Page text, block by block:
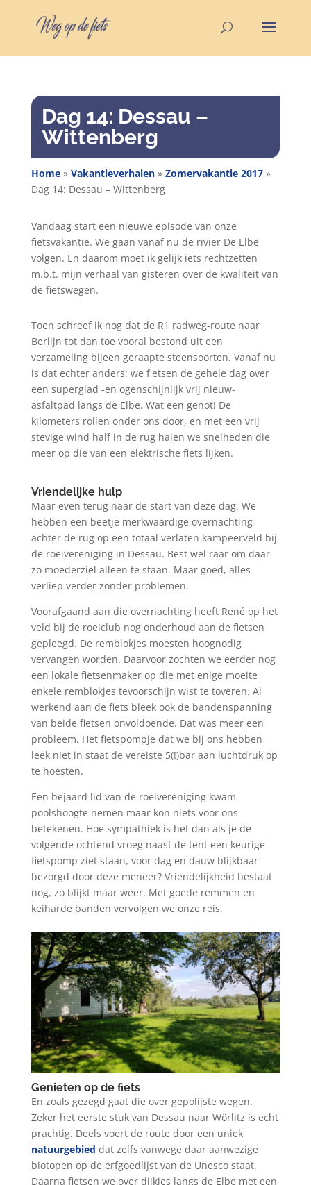
Dag 14: Dessau –
Wittenberg
Home» Vakantieverhalen» Zomervakantie 2017»
Dag 14: Dessau – Wittenberg
Vandaag start een nieuwe episode van onze
fietsvakantie. We gaan vanaf nu de rivier De Elbe
volgen. En daarom moet ik gelijk iets rechtzetten
m.b.t. mijn verhaal van gisteren over de kwaliteit van
de fietswegen.
Toen schreef ik nog dat de R1 radweg-route naar
Berlijn tot dan toe vooral bestond uit een
verzameling bijeen geraapte steensoorten. Vanaf nu
is dat echter anders: we fietsen de gehele dag over
een superglad -en ogenschijnlijk vrij nieuw-
asfaltpad langs de Elbe. Wat een genot! De
kilometers rollen onder ons door, en met een vrij
stevige wind half in de rug halen we snelheden die
meer op die van een elektrische fiets lijken.
Vriendelijke hulp
Maar even terug naar de start van deze dag. We
hebben een beetje merkwaardige overnachting
achter de rug op een totaal verlaten kampeerveld bij
de roeivereniging in Dessau. Best wel raar om daar
zo moederziel alleen te staan. Maar goed, alles
verliep verder zonder problemen.
Voorafgaand aan die overnachting heeft René op het
veld bij de roeiclub nog onderhoud aan de fietsen
gepleegd. De remblokjes moesten hoognodig
vervangen worden. Daarvoor zochten we eerder nog
een lokale fietsenmaker op die met enige moeite
enkele remblokjes tevoorschijn wist te toveren. Al
werkend aan de fiets bleek ook de bandenspanning
van beide fietsen onvoldoende. Dat was meer een
probleem. Het fietspompje dat we bij ons hebben
leek niet in staat de vereiste 5(!)bar aan luchtdruk op
te hoesten.
Een bejaard lid van de roeivereniging kwam
poolshoogte nemen maar kon niets voor ons
betekenen. Hoe sympathiek is het dan als je de
volgende ochtend vroeg naast de tent een keurige
fietspomp ziet staan, voor dag en dauw blijkbaar
bezorgd door deze meneer? Vriendelijkheid bestaat
nog, zo blijkt maar weer. Met goede remmen en
keiharde banden vervolgen we onze reis.
Genieten op de fiets
En zoals gezegd gaat die over gepolijste wegen.
Zeker het eerste stuk van Dessau naar Wörlitz is echt
prachtig. Deels voert de route door een uniek
natuurgebied dat zelfs vanwege daar aanwezige
biotopen op de erfgoedlijst van de Unesco staat.
Daarna fietsen we over dijkjes langs de Elbe met een